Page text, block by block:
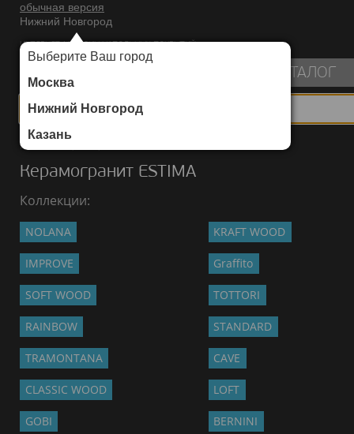
обычная версия
Нижний Новгород
Выберите Ваш город
Москва
Нижний Новгород
Казань
ИНТЕРНЕТ-МАГАЗИН НАПОЛЬНЫХ ПОКРЫТИЙ
КАТАЛОГ
Каталог
Керамогранит ESTIMA
Коллекции:
NOLANA KRAFT WOOD
IMPROVE Graffito
SOFT WOOD TOTTORI
RAINBOW STANDARD
TRAMONTANA CAVE
CLASSIC WOOD LOFT
GOBI BERNINI